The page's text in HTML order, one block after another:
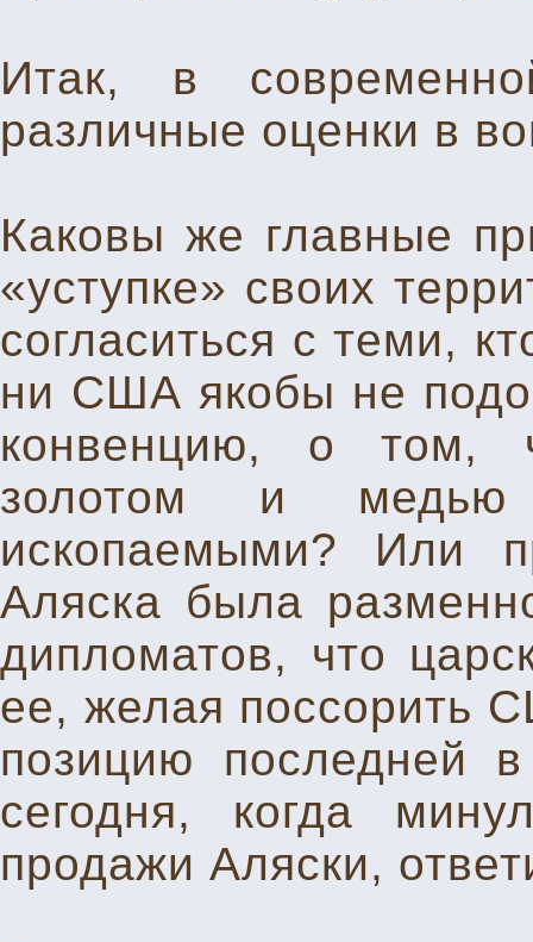
Итак, в
различные оценки в
Каковы же главные
«уступке» своих
согласиться с теми,
ни США якобы не
конвенцию, о том,
золотом и
ископаемыми? Или
Аляска была
дипломатов, что
ее, желая поссорить
позицию последней
сегодня, когда
продажи Аляски,